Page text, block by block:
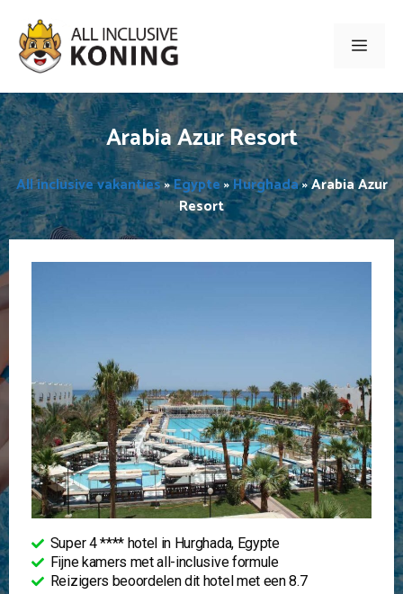
naar
inhoud
Menu
Arabia Azur Resort
All inclusive vakanties»Egypte»Hurghada»Arabia Azur
Resort
Super 4 **** hotel in Hurghada, Egypte
Fijne kamers met all-inclusive formule
Reizigers beoordelen dit hotel met een 8.7